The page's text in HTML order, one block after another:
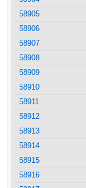
58905
58906
58907
58908
58909
58910
58911
58912
58913
58914
58915
58916